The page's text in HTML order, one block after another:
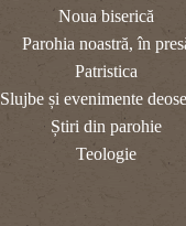
Noua biserică
Parohia noastră, în
Patristica
Slujbe și evenimente
Știri din parohie
Teologie